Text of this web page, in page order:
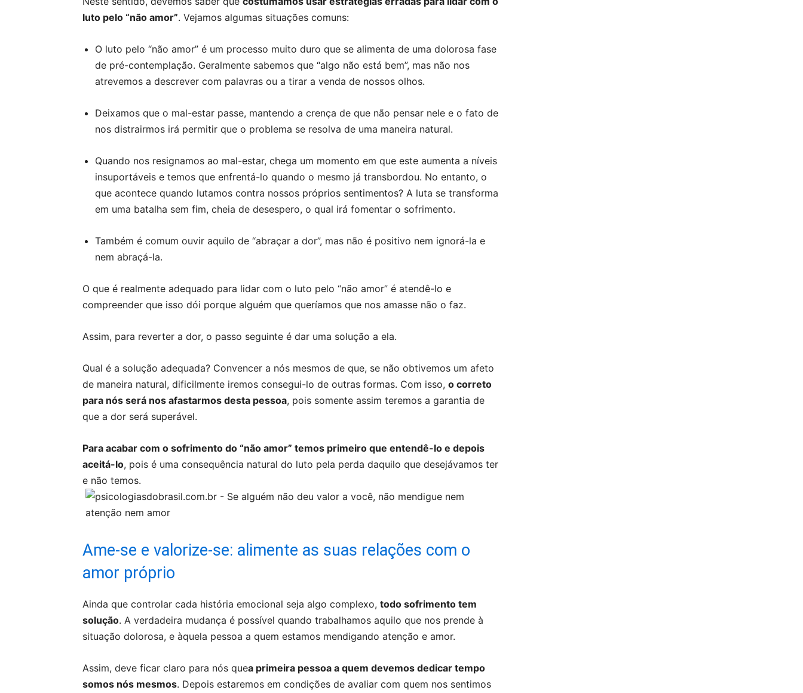
luto pelo “não amor”. Vejamos algumas situações comuns:
O luto pelo “não amor” é um processo muito duro que se alimenta de uma dolorosa fase
de pré-contemplação. Geralmente sabemos que “algo não está bem”, mas não nos
atrevemos a descrever com palavras ou a tirar a venda de nossos olhos.
Deixamos que o mal-estar passe, mantendo a crença de que não pensar nele e o fato de
nos distrairmos irá permitir que o problema se resolva de uma maneira natural.
Quando nos resignamos ao mal-estar, chega um momento em que este aumenta a níveis
insuportáveis e temos que enfrentá-lo quando o mesmo já transbordou. No entanto, o
que acontece quando lutamos contra nossos próprios sentimentos? A luta se transforma
em uma batalha sem fim, cheia de desespero, o qual irá fomentar o sofrimento.
Também é comum ouvir aquilo de “abraçar a dor”, mas não é positivo nem ignorá-la e
nem abraçá-la.
O que é realmente adequado para lidar com o luto pelo “não amor” é atendê-lo e
compreender que isso dói porque alguém que queríamos que nos amasse não o faz.
Assim, para reverter a dor, o passo seguinte é dar uma solução a ela.
Qual é a solução adequada? Convencer a nós mesmos de que, se não obtivemos um afeto
de maneira natural, dificilmente iremos consegui-lo de outras formas. Com isso, o correto
para nós será nos afastarmos desta pessoa, pois somente assim teremos a garantia de
que a dor será superável.
Para acabar com o sofrimento do “não amor” temos primeiro que entendê-lo e depois
aceitá-lo, pois é uma consequência natural do luto pela perda daquilo que desejávamos ter
e não temos.
Ame-se e valorize-se: alimente as suas relações com o
amor próprio
Ainda que controlar cada história emocional seja algo complexo, todo sofrimento tem
solução. A verdadeira mudança é possível quando trabalhamos aquilo que nos prende à
situação dolorosa, e àquela pessoa a quem estamos mendigando atenção e amor.
Assim, deve ficar claro para nós quea primeira pessoa a quem devemos dedicar tempo
somos nós mesmos. Depois estaremos em condições de avaliar com quem nos sentimos